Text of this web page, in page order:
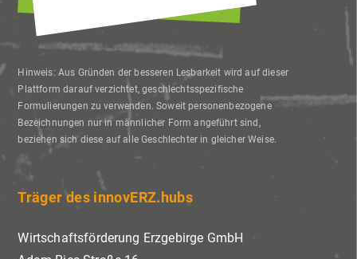
Hinweis: Aus Gründen der besseren Lesbarkeit wird auf dieser
Plattform darauf verzichtet, geschlechtsspezifische
Formulierungen zu verwenden. Soweit personenbezogene
Bezeichnungen nur in männlicher Form angeführt sind,
beziehen sich diese auf alle Geschlechter in gleicher Weise.
Träger des innovERZ.hubs
Wirtschaftsförderung Erzgebirge GmbH